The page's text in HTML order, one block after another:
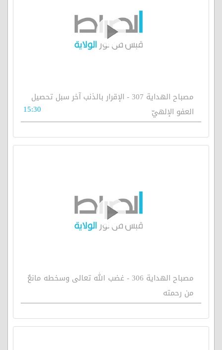
مصباح الهداية 307 - الإقرار بالذنب آخر سبل تحصيل
العفو الإلهيّ
15:30
مصباح الهداية 306 - غضب الله تعالى وسخطه مانعٌ
من رحمته